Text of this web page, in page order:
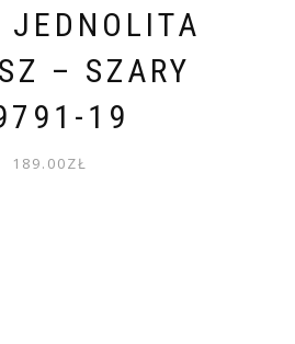
JEDNOLITA
– SZARY
19
189.00ZŁ